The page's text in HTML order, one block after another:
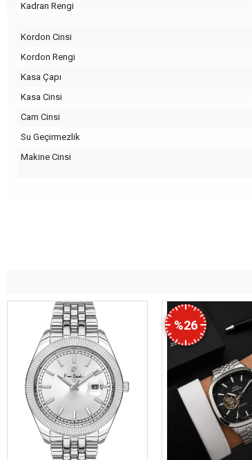
Kadran Rengi
Kordon Cinsi
Kordon Rengi
Kasa Çapı
Kasa Cinsi
Cam Cinsi
Su Geçirmezlik
Makine Cinsi
%26